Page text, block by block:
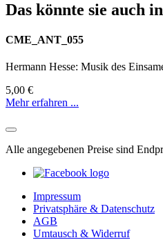
Das könnte sie auch
CME_ANT_055
Hermann Hesse: Musik des
5,00 €
Mehr erfahren ...
Alle angegebenen Preise sind
Impressum
Privatsphäre & Datenschutz
AGB
Umtausch & Widerruf